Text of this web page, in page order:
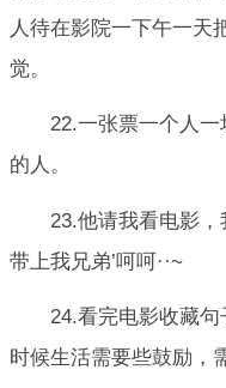
人待在影院一下午一天
觉。
22.一张票一个人
的人。
23.他请我看电影，
带上我兄弟’呵呵··~
24.看完电影收藏
时候生活需要些鼓励，